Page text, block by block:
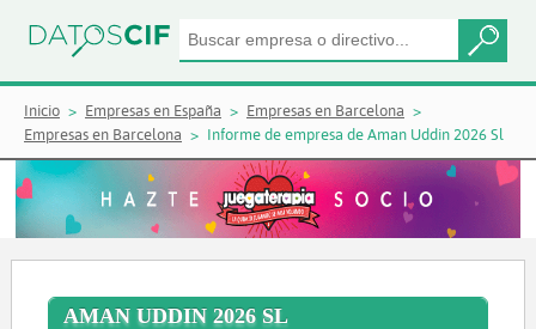
Inicio Empresas en España
Empresas en Barcelona
Empresas en Barcelona
Informe de empresa de Aman Uddin 2026 Sl
AMAN UDDIN 2026 SL